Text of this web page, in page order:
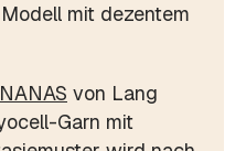
mit dezentem
von Lang
Garn mit